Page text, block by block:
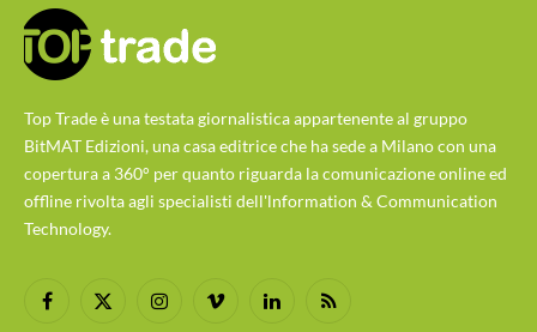
Top Trade è una testata giornalistica appartenente al gruppo
BitMAT Edizioni, una casa editrice che ha sede a Milano con una
copertura a 360° per quanto riguarda la comunicazione online ed
offline rivolta agli specialisti dell'lnformation & Communication
Technology.
Facebook
X
InstagramVimeo LinkedInRSS